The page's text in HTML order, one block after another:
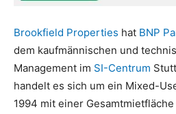
Brookfield Properties hat BNP
dem kaufmännischen und
Management im SI-Centrum
handelt es sich um ein Mixed-
1994 mit einer